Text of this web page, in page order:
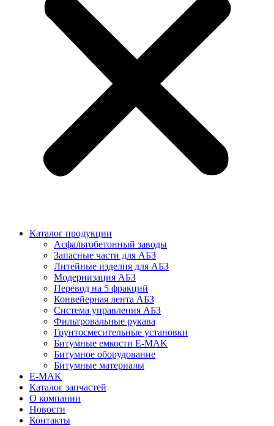
Каталог продукции
Асфальтобетонный заводы
Запасные части для АБЗ
Литейные изделия для АБЗ
Модернизация АБЗ
Перевод на 5 фракций
Конвейерная лента АБЗ
Система управления АБЗ
Фильтровальные рукава
Грунтосмесительные установки
Битумные емкости E-MAK
Битумное оборудование
Битумные материалы
E-MAK
Каталог запчастей
О компании
Новости
Контакты